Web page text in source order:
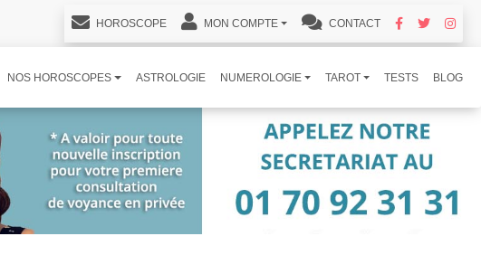
HOROSCOPE MON COMPTE CONTACT
NOS HOROSCOPES ASTROLOGIE NUMEROLOGIE TAROT TESTS BLOG